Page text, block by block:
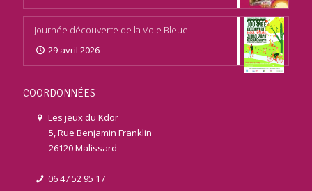
Journée découverte de la Voie Bleue
29 avril 2026
COORDONNÉES
Les jeux du Kdor
5, Rue Benjamin Franklin
26120 Malissard
06 47 52 95 17